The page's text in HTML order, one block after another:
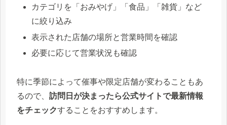
カテゴリを「おみやげ」「食品」「雑貨」など
に絞り込み
表示された店舗の場所と営業時間を確認
必要に応じて営業状況も確認
特に季節によって催事や限定店舗が変わることもあ
るので、 訪問日が決まったら公式サイトで最新情報
をチェックすることをおすすめします。